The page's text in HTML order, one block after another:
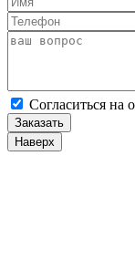
Cогласиться на
Заказать
Наверх